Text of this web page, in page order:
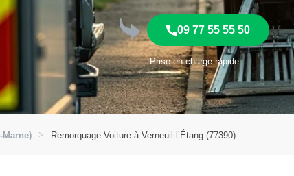
09 77 55 55 50
Prise en charge rapide
Marne) Remorquage Voiture à Verneuil-l’Étang (77390)